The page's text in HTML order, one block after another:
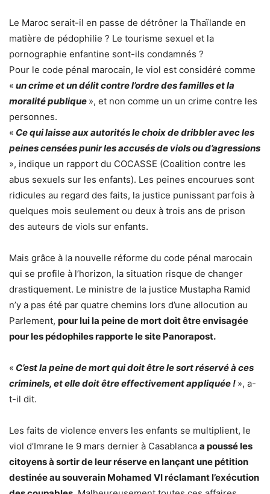
Le Maroc serait-il en passe de détrôner la Thaïlande en
matière de pédophilie ? Le tourisme sexuel et la
pornographie enfantine sont-ils condamnés ?
Pour le code pénal marocain, le viol est considéré comme
« un crime et un délit contre l’ordre des familles et la
moralité publique », et non comme un un crime contre les
personnes.
« Ce qui laisse aux autorités le choix de dribbler avec les
peines censées punir les accusés de viols ou d’agressions
», indique un rapport du COCASSE (Coalition contre les
abus sexuels sur les enfants). Les peines encourues sont
ridicules au regard des faits, la justice punissant parfois à
quelques mois seulement ou deux à trois ans de prison
des auteurs de viols sur enfants.
Mais grâce à la nouvelle réforme du code pénal marocain
qui se profile à l’horizon, la situation risque de changer
drastiquement. Le ministre de la justice Mustapha Ramid
n’y a pas été par quatre chemins lors d’une allocution au
Parlement, pour lui la peine de mort doit être envisagée
pour les pédophiles rapporte le site Panorapost.
« C’est la peine de mort qui doit être le sort réservé à ces
criminels, et elle doit être effectivement appliquée ! », a-
t-il dit.
Les faits de violence envers les enfants se multiplient, le
viol d’Imrane le 9 mars dernier à Casablanca a poussé les
citoyens à sortir de leur réserve en lançant une pétition
destinée au souverain Mohamed VI réclamant l’exécution